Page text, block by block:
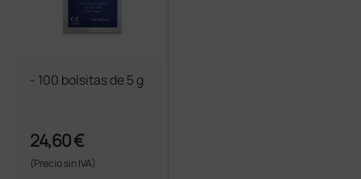
- 100 bolsitas de 5 g
24,60 €
(Precio sin IVA)